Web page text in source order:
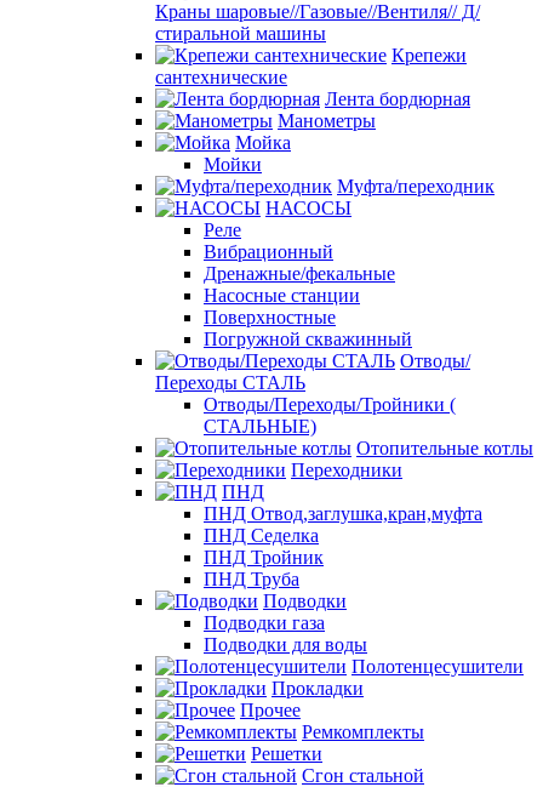
Краны шаровые//Газовые//Вентиля// Д/
стиральной машины
Крепежи
сантехнические
Лента бордюрная
Манометры
Мойка
Мойки
Муфта/переходник
НАСОСЫ
Реле
Вибрационный
Дренажные/фекальные
Насосные станции
Поверхностные
Погружной скважинный
Отводы/
Переходы СТАЛЬ
Отводы/Переходы/Тройники (
СТАЛЬНЫЕ)
Отопительные котлы
Переходники
ПНД
ПНД Отвод,заглушка,кран,муфта
ПНД Седелка
ПНД Тройник
ПНД Труба
Подводки
Подводки газа
Подводки для воды
Полотенцесушители
Прокладки
Прочее
Ремкомплекты
Решетки
Сгон стальной